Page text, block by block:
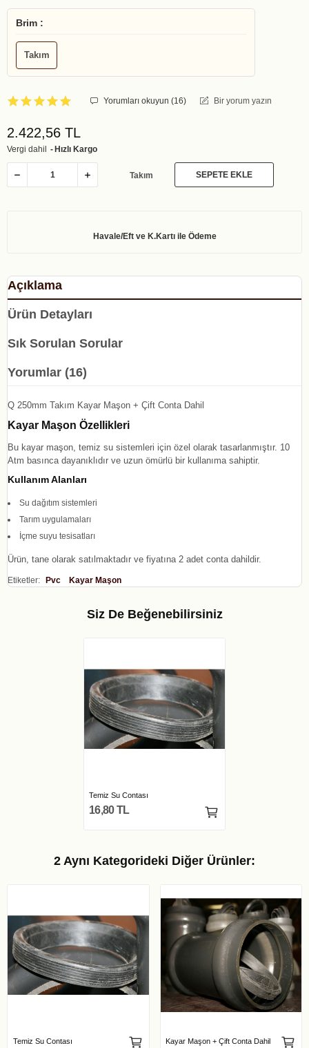
Brim :
Takım
Yorumları okuyun (16) Bir yorum yazın
2.422,56 TL
Vergi dahil Hızlı Kargo
Takım SEPETE EKLE
Açıklama
Ürün Detayları
Sık Sorulan Sorular
Yorumlar (16)
Q 250mm Takım Kayar Maşon + Çift Conta Dahil
Kayar Maşon Özellikleri
Bu kayar maşon, temiz su sistemleri için özel olarak tasarlanmıştır. 10
Atm basınca dayanıklıdır ve uzun ömürlü bir kullanıma sahiptir.
Kullanım Alanları
Su dağıtım sistemleri
Tarım uygulamaları
İçme suyu tesisatları
Ürün, tane olarak satılmaktadır ve fiyatına 2 adet conta dahildir.
Etiketler: Pvc Kayar Maşon
Siz De Beğenebilirsiniz
Temiz Su Contası
16,80 TL
2 Aynı Kategorideki Diğer Ürünler:
Temiz Su Contası Kayar Maşon + Çift Conta Dahil